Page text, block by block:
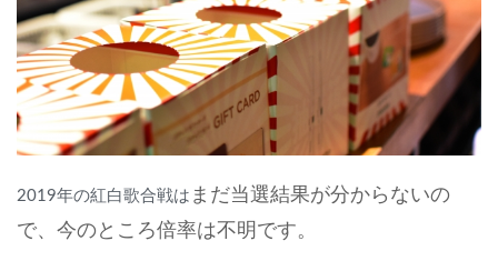
2019年の紅白歌合戦は まだ当選結果が分からないの
で、今のところ倍率は不明です。